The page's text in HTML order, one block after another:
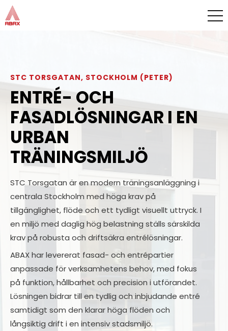
STC TORSGATAN, STOCKHOLM (PETER)
ENTRÉ- OCH
FASADLÖSNINGAR I EN
URBAN
TRÄNINGSMILJÖ
STC Torsgatan är en modern träningsanläggning i
centrala Stockholm med höga krav på
tillgänglighet, flöde och ett tydligt visuellt uttryck. I
en miljö med daglig hög belastning ställs särskilda
krav på robusta och driftsäkra entrélösningar.
ABAX har levererat fasad- och entrépartier
anpassade för verksamhetens behov, med fokus
på funktion, hållbarhet och precision i utförandet.
Lösningen bidrar till en tydlig och inbjudande entré
samtidigt som den klarar höga flöden och
långsiktig drift i en intensiv stadsmiljö.